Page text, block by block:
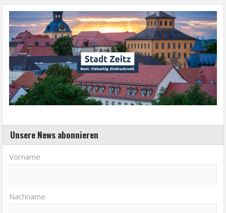
Unsere News abonnieren
Vorname
Nachname